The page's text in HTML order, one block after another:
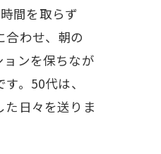
間を取らず
合わせ、朝の
ンを保ちなが
。50代は、
日々を送りま